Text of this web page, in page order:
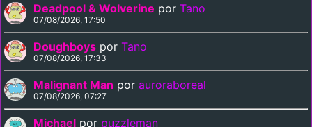
Deadpool & Wolverine por Tano
07/08/2026, 17:50
Doughboys por Tano
07/08/2026, 17:33
Malignant Man por auroraboreal
07/08/2026, 07:27
Michael por puzzleman